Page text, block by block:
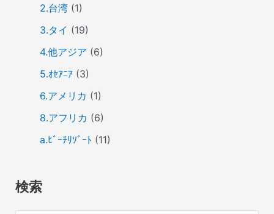
2.台湾(1)
3.タイ (19)
4.他アジア (6)
5.ｵｾｱﾆｱ(3)
6.アメリカ (1)
8.アフリカ (6)
a.ﾋﾞｰﾁﾘｿﾞｰﾄ (11)
検索